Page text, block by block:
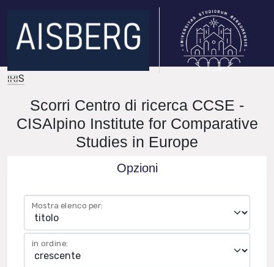
IRIS
Scorri Centro di ricerca CCSE -
CISAlpino Institute for Comparative
Studies in Europe
Opzioni
Mostra elenco per:
in ordine: